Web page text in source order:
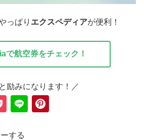
っぱり エクスペディアが便利！
で航空券をチェック！
励みになります！／
する